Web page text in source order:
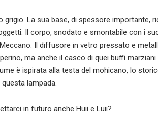
grigio. La sua base, di spessore importante,
Il corpo, snodato e smontabile con i
Il diffusore in vetro pressato e
ma anche il casco di quei buffi
è ispirata alla testa del mohicano, lo
lampada.
in futuro anche Huii e Luii?